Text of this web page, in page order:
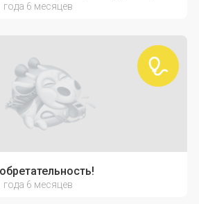
года 6 месяцев
года 6 месяцев